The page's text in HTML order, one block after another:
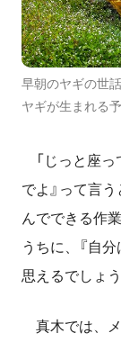
早朝のヤギの世話
ヤギが生まれる予
「じっと座っ
でよ』って言
んでできる作
うちに、『自
思えるでしょう
真木では、メ